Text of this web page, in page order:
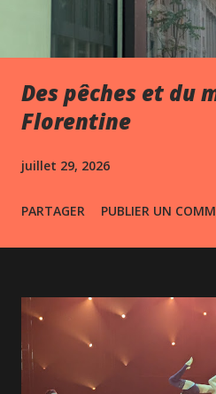
Des pêches et du
Florentine
juillet 29, 2026
PARTAGER PUBLIER UN